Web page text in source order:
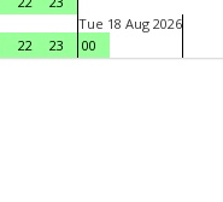
22 23
Tue 18 Aug 2026
00